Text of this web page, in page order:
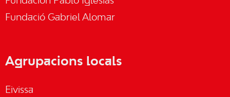
Fundació Gabriel Alomar
Agrupacions locals
Eivissa